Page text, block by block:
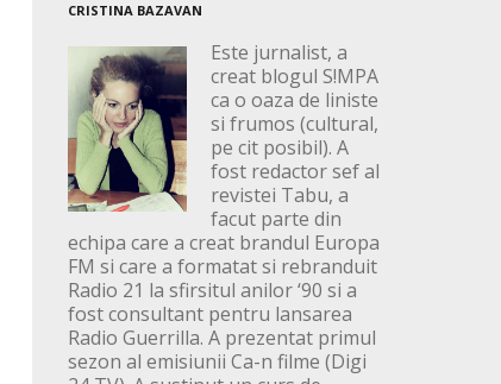
CRISTINA BAZAVAN
Este jurnalist, a
creat blogul S!MPA
ca o oaza de liniste
si frumos (cultural,
pe cit posibil). A
fost redactor sef al
revistei Tabu, a
facut parte din
echipa care a creat brandul Europa
FM si care a formatat si rebranduit
Radio 21 la sfirsitul anilor ‘90 si a
fost consultant pentru lansarea
Radio Guerrilla. A prezentat primul
sezon al emisiunii Ca-n filme (Digi